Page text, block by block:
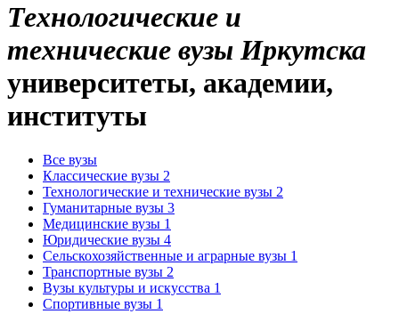
Технологические и
технические вузы Иркутска
университеты, академии,
институты
Все вузы
Классические вузы 2
Технологические и технические вузы 2
Гуманитарные вузы 3
Медицинские вузы 1
Юридические вузы 4
Сельскохозяйственные и аграрные вузы 1
Транспортные вузы 2
Вузы культуры и искусства 1
Спортивные вузы 1